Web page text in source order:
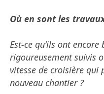
Où en sont les
Est-ce qu’ils ont encore
rigoureusement suivis
vitesse de croisière qui
nouveau chantier ?